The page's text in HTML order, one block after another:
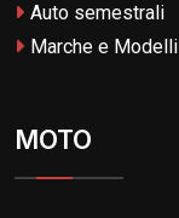
Auto semestrali
Marche e Modelli
MOTO